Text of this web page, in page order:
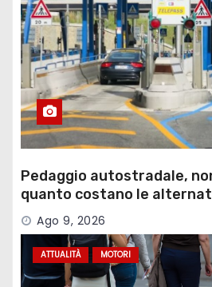
Pedaggio autostradale,
quanto costano le
funzionano
Ago 9, 2026
ATTUALITÀ MOTORI